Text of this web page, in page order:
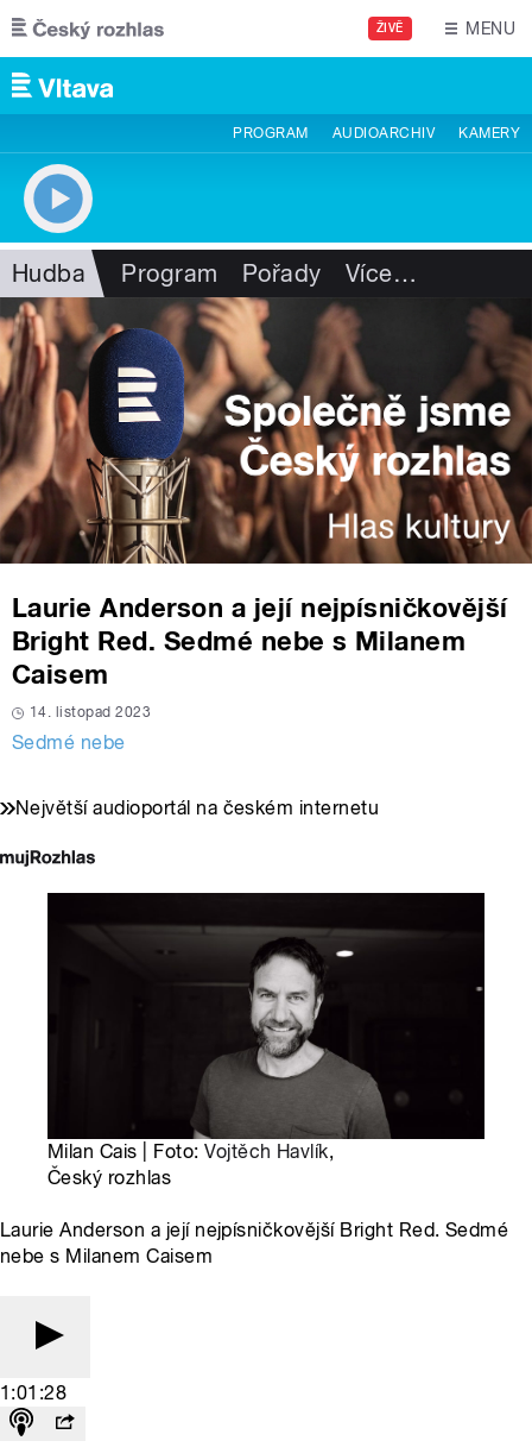
Přejít k hlavnímu obsahu
ŽIVĚ MENU
PROGRAM AUDIOARCHIV KAMERY
Hudba Program Pořady Více…
Laurie Anderson a její nejpísničkovější
Bright Red. Sedmé nebe s Milanem
Caisem
14. listopad 2023
Sedmé nebe
Největší audioportál na českém internetu
Milan Cais | Foto:Vojtěch Havlík,
Český rozhlas
Laurie Anderson a její nejpísničkovější Bright Red. Sedmé
nebe s Milanem Caisem
1:01:28